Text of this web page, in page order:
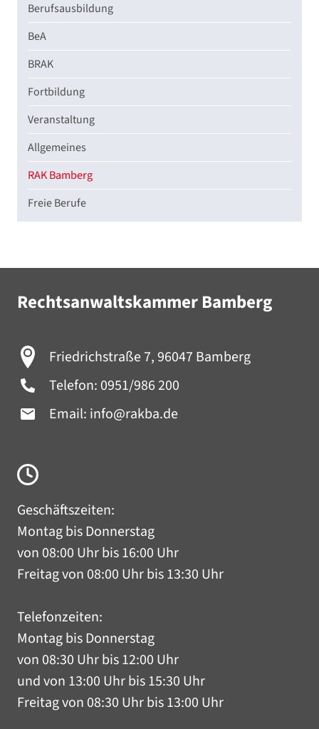
Berufsausbildung
BeA
BRAK
Fortbildung
Veranstaltung
Allgemeines
RAK Bamberg
Freie Berufe
Rechtsanwaltskammer Bamberg
Friedrichstraße 7, 96047 Bamberg
Telefon: 0951/986 200
Email: info@rakba.de
Geschäftszeiten:
Montag bis Donnerstag
von 08:00 Uhr bis 16:00 Uhr
Freitag von 08:00 Uhr bis 13:30 Uhr
Telefonzeiten:
Montag bis Donnerstag
von 08:30 Uhr bis 12:00 Uhr
und von 13:00 Uhr bis 15:30 Uhr
Freitag von 08:30 Uhr bis 13:00 Uhr